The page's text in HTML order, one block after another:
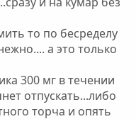
то по бесределу
а это только
300 мг в течении
отпускать...либо
торча и опять